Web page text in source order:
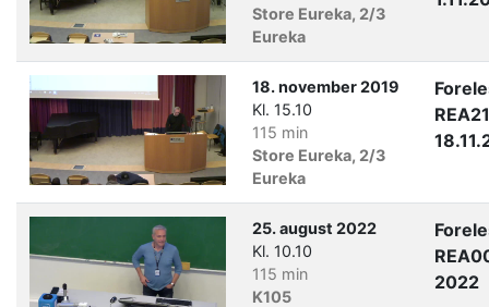
Store Eureka, 2/3
Eureka
18. november 2019
Kl. 15.10
115 min
Store Eureka, 2/3
Eureka
25. august 2022
Kl. 10.10
115 min
K105
2022